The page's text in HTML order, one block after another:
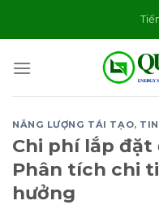
NĂNG LƯỢNG TÁI TẠO,
Chi phí lắp đặt
Phân tích chi
hưởng